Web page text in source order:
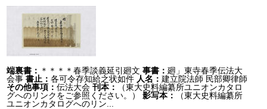
端裏書： ＊＊＊＊春季談義延引廻文 事書：廻」東寺春季伝法大
会事 書止：各可令存知給之状如件 人名：建立院法師 民部卿律師
その他事項：伝法大会刊本：
（東大史料編纂所ユニオンカタロ
グへのリンクをご参照ください。）
影写本：
（東大史料編纂所
ユニオンカタログへのリン...